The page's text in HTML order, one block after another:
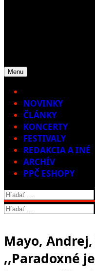
Menu
NOVINKY
ČLÁNKY
KONCERTY
FESTIVALY
REDAKCIA A INÉ
ARCHÍV
PPČ ESHOPY
Hľadať:
Hľadať:
Mayo,
,,Paradoxné